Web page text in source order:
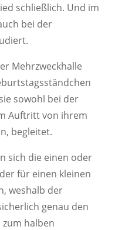
schließlich. Und im
bei der
Mehrzweckhalle
sowohl bei der
Auftritt von ihrem
begleitet.
sich die einen oder
für einen kleinen
weshalb der
genau den
halben